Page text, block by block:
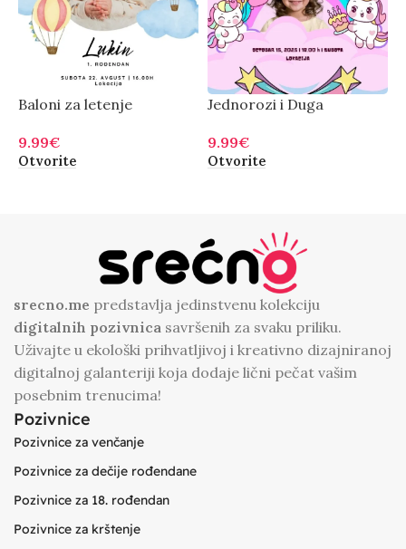
Baloni za letenje
9.99€
Otvorite
Jednorozi i Duga
9.99€
Otvorite
srecno.me predstavlja jedinstvenu kolekciju
digitalnih pozivnica savršenih za svaku priliku.
Uživajte u ekološki prihvatljivoj i kreativno dizajniranoj
digitalnoj galanteriji koja dodaje lični pečat vašim
posebnim trenucima!
Pozivnice
Pozivnice za venčanje
Pozivnice za dečije rođendane
Pozivnice za 18. rođendan
Pozivnice za krštenje